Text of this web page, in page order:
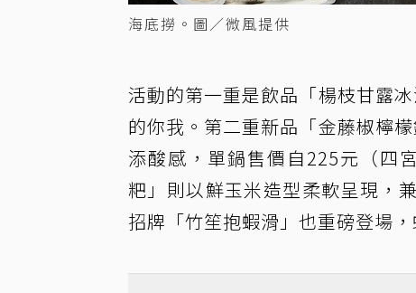
海底撈。圖／微風提供
活動的第一重是飲品「楊枝甘露
的你我。第二重新品「金藤椒檸
添酸感，單鍋售價自225元（四
粑」則以鮮玉米造型柔軟呈現，
招牌「竹笙抱蝦滑」也重磅登場